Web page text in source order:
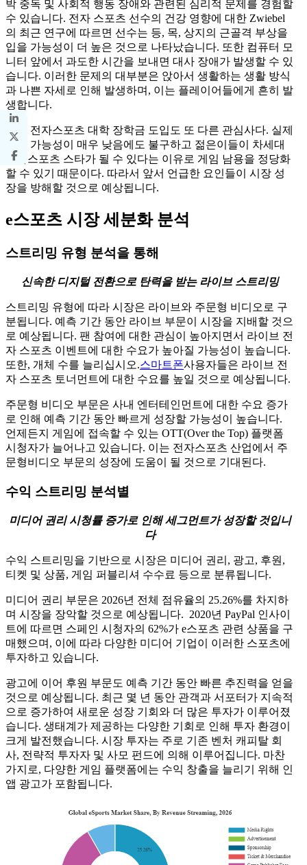
박 중독 및 사회적 행동 장애와 관련된 심리적 문제를 경험할
수 있습니다. 전자 스포츠 선수의 건강 영향에 대한 Zwiebel
의 최근 연구에 따르면 선수는 등, 목, 상지의 근골격 부상을
입을 가능성이 더 높은 것으로 나타났습니다. 또한 컴퓨터 모
니터 앞에서 과도한 시간을 보내면 대사 장애가 발생할 수 있
습니다. 이러한 문제의 대부분은 앉아서 생활하는 생활 방식
과 나쁜 자세로 인해 발생하며, 이는 플레이어들에게 흔히 발
생합니다.
또한 전자스포츠 대학 장학금 도입도 또 다른 관심사다. 실제
로는 가능성이 매우 낮음에도 불구하고 젊은이들이 차세대
전자스포츠 스타가 될 수 있다는 이유로 게임 남용을 정당화
할 수 있기 때문이다. 따라서 앞서 언급한 요인들이 시장 성
장을 방해할 것으로 예상됩니다.
e스포츠 시장 세분화 분석
스트리밍 유형 분석을 통해
신속한 디지털 전환으로 탄력을 받는 라이브 스트리밍
스트리밍 유형에 따라 시장은 라이브와 주문형 비디오로 구
분됩니다. 예측 기간 동안 라이브 부문이 시장을 지배할 것으
로 예상됩니다. 팬 참여에 대한 관심이 높아지면서 라이브 전
자 스포츠 이벤트에 대한 수요가 높아질 가능성이 높습니다.
또한, 개체 수를 늘리십시오.스마트폰사용자들은 라이브 전
자 스포츠 토너먼트에 대한 수요를 높일 것으로 예상됩니다.
주문형 비디오 부문은 사내 엔터테인먼트에 대한 수요 증가
로 인해 예측 기간 동안 빠르게 성장할 가능성이 높습니다.
언제든지 게임에 접속할 수 있는 OTT(Over the Top) 플랫폼
시청자가 늘어나고 있습니다. 이는 전자스포츠 산업에서 주
문형비디오 부문의 성장에 도움이 될 것으로 기대된다.
수익 스트리밍 분석별
미디어 권리 시청률 증가로 인해 세그먼트가 성장할 것입니
다
수익 스트리밍을 기반으로 시장은 미디어 권리, 광고, 후원,
티켓 및 상품, 게임 퍼블리셔 수수료 등으로 분류됩니다.
미디어 권리 부문은 2026년 전체 점유율의 25.26%를 차지하
며 시장을 장악할 것으로 예상됩니다. 2020년 PayPal 인사이
트에 따르면 스페인 시청자의 62%가 e스포츠 관련 상품을 구
매했으며, 이에 따라 다양한 미디어 기업이 이러한 스포츠에
투자하고 있습니다.
광고에 이어 후원 부문도 예측 기간 동안 빠른 추진력을 얻을
것으로 예상됩니다. 최근 몇 년 동안 관객과 서포터가 지속적
으로 증가하여 새로운 성장 기회와 더 많은 투자가 이루어졌
습니다. 생태계가 제공하는 다양한 기회로 인해 투자 환경이
크게 발전했습니다. 시장 투자는 주로 기존 벤처 캐피탈 회
사, 전략적 투자자 및 사모 펀드에 의해 이루어집니다. 마찬
가지로, 다양한 게임 플랫폼에는 수익 창출을 늘리기 위해 인
앱 광고가 포함됩니다.